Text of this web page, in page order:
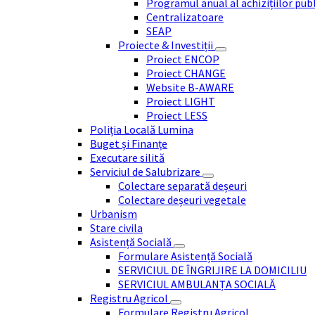
Programul anual al achizițiilor
Centralizatoare
SEAP
Proiecte & Investiții
Proiect ENCOP
Proiect CHANGE
Website B-AWARE
Proiect LIGHT
Proiect LESS
Poliția Locală Lumina
Buget și Finanțe
Executare silită
Serviciul de Salubrizare
Colectare separată deșeuri
Colectare deșeuri vegetale
Urbanism
Stare civila
Asistență Socială
Formulare Asistență Socială
SERVICIUL DE ÎNGRIJIRE LA DOMICILIU
SERVICIUL AMBULANȚA SOCIALĂ
Registru Agricol
Formulare Registru Agricol